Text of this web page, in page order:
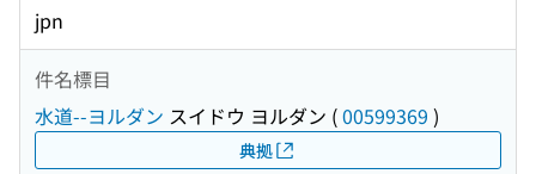
jpn
件名標目
水道--ヨルダン スイドウ ヨルダン (00599369 )
典拠